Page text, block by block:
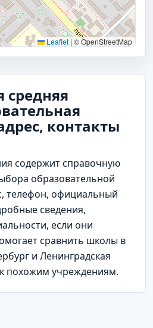
Leaflet |© OpenStreetMap
средняя
контакты
содержит справочную
образовательной
телефон, официальный
сведения,
если они
сравнить школы в
и Ленинградская
похожим учреждениям.